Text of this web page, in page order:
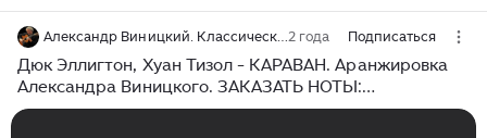
Александр Виницкий. Классическая гитара в джазе. Музыка. Ноты. Видео-уроки.2 года Подписаться
Дюк Эллигтон, Хуан Тизол - КАРАВАН. Аранжировка
Александра Виницкого. ЗАКАЗАТЬ НОТЫ:
avinitsky1@mail.ru